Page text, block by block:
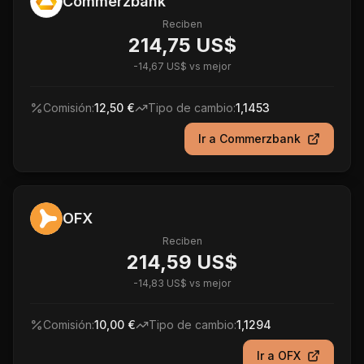
Reciben
214,75 US$
-14,67 US$ vs mejor
Comisión:12,50 € Tipo de cambio:1,1453
Ir a Commerzbank
OFX
Reciben
214,59 US$
-14,83 US$ vs mejor
Comisión:10,00 € Tipo de cambio:1,1294
Ir a OFX